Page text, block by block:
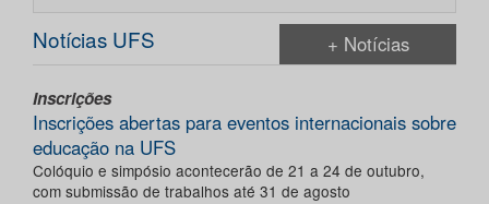
Notícias UFS + Notícias
Inscrições
Inscrições abertas para eventos internacionais sobre
educação na UFS
Colóquio e simpósio acontecerão de 21 a 24 de outubro,
com submissão de trabalhos até 31 de agosto